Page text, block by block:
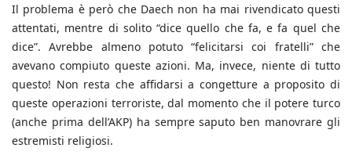
Il problema è però che Daech non ha mai rivendicato questi
attentati, mentre di solito “dice quello che fa, e fa quel che
dice”. Avrebbe almeno potuto “felicitarsi coi fratelli” che
avevano compiuto queste azioni. Ma, invece, niente di tutto
questo! Non resta che affidarsi a congetture a proposito di
queste operazioni terroriste, dal momento che il potere turco
(anche prima dell’AKP) ha sempre saputo ben manovrare gli
estremisti religiosi.